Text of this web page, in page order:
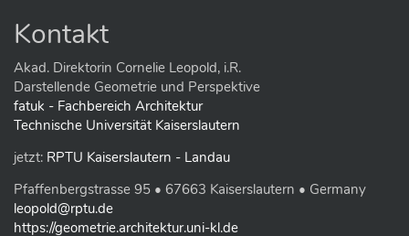
Kontakt
Akad. Direktorin Cornelie Leopold, i.R.
Darstellende Geometrie und Perspektive
fatuk - Fachbereich Architektur
Technische Universität Kaiserslautern
jetzt: RPTU Kaiserslautern - Landau
Pfaffenbergstrasse 95 • 67663 Kaiserslautern • Germany
leopold@rptu.de
https://geometrie.architektur.uni-kl.de